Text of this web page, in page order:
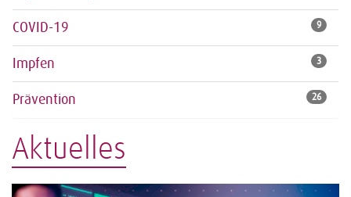
COVID-19 9
Impfen 3
Prävention 26
Aktuelles